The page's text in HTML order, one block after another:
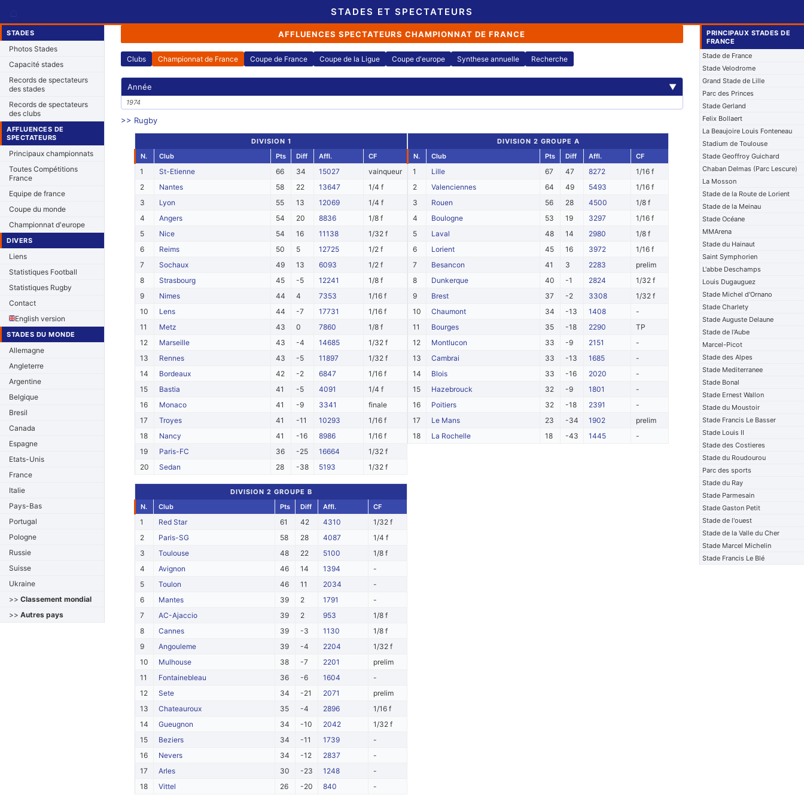
STADES ET SPECTATEURS
STADES
Photos Stades
Capacité stades
Records de spectateurs
des stades
Records de spectateurs
des clubs
AFFLUENCES DE
SPECTATEURS
Principaux championnats
Toutes Compétitions
France
Equipe de france
Coupe du monde
Championnat d'europe
DIVERS
Liens
Statistiques Football
Statistiques Rugby
Contact
English version
STADES DU MONDE
Allemagne
Angleterre
Argentine
Belgique
Bresil
Canada
Espagne
Etats-Unis
France
Italie
Pays-Bas
Portugal
Pologne
Russie
Suisse
Ukraine
>> Classement mondial
>> Autres pays
AFFLUENCES SPECTATEURS CHAMPIONNAT DE FRANCE
Clubs Championnat de France Coupe de France Coupe de la Ligue Coupe d'europe Synthese annuelle Recherche
Année ▼
1974
>> Rugby
DIVISION 1
N.
Club Pts Diff Affl. CF
1 St-Etienne 66 34 15027
vainqueur
2
Nantes 58 22 13647
1/4 f
3
Lyon 55 13 12069
1/4 f
4
Angers 54 20 8836
1/8 f
5
Nice 54 16 11138
1/32 f
6
Reims 50 5 12725
1/2 f
7
Sochaux 49 13 6093
1/2 f
8
Strasbourg 45 -5 12241
1/8 f
9
Nimes 44 4 7353
1/16 f
10
Lens 44 -7 17731
1/16 f
11
Metz 43 0 7860
1/8 f
12
Marseille 43 -4 14685
1/32 f
13
Rennes 43 -5 11897
1/32 f
14
Bordeaux 42 -2 6847
1/16 f
15
Bastia 41 -5 4091
1/4 f
16
Monaco 41 -9 3341
finale
17
Troyes 41 -11 10293
1/16 f
18
Nancy 41 -16 8986
1/16 f
19
Paris-FC 36 -25 16664
1/32 f
20
Sedan 28 -38 5193 1/32 f
DIVISION 2 GROUPE A
N.
Club Pts Diff Affl. CF
1 Lille 67 47 8272
1/16 f
2
Valenciennes 64 49 5493
1/16 f
3
Rouen 56 28 4500
1/8 f
4
Boulogne 53 19 3297
1/16 f
5
Laval 48 14 2980
1/8 f
6
Lorient 45 16 3972
1/16 f
7
Besancon 41 3 2283
prelim
8
Dunkerque 40 -1 2824
1/32 f
9
Brest 37 -2 3308
1/32 f
10
Chaumont 34 -13 1408
-
11
Bourges 35 -18 2290
TP
12
Montlucon 33 -9 2151
-
13
Cambrai 33 -13 1685
-
14
Blois 33 -16 2020
-
15
Hazebrouck 32 -9 1801
-
16
Poitiers 32 -18 2391
-
17
Le Mans 23 -34 1902
prelim
18
La Rochelle 18 -43 1445 -
DIVISION 2 GROUPE B
N.
Club Pts Diff Affl. CF
1 Red Star 61 42 4310
1/32 f
2
Paris-SG 58 28 4087
1/4 f
3
Toulouse 48 22 5100
1/8 f
4
Avignon 46 14 1394
-
5
Toulon 46 11 2034
-
6
Mantes 39 2 1791
-
7
AC-Ajaccio 39 2 953
1/8 f
8
Cannes 39 -3 1130
1/8 f
9
Angouleme 39 -4 2204
1/32 f
10
Mulhouse 38 -7 2201
prelim
11
Fontainebleau 36 -6 1604
-
12
Sete 34 -21 2071
prelim
13
Chateauroux 35 -4 2896
1/16 f
14
Gueugnon 34 -10 2042
1/32 f
15
Beziers 34 -11 1739
-
16
Nevers 34 -12 2837
-
17
Arles 30 -23 1248
-
18
Vittel 26 -20 840 -
PRINCIPAUX STADES DE
FRANCE
Stade de France
Stade Velodrome
Grand Stade de Lille
Parc des Princes
Stade Gerland
Felix Bollaert
La Beaujoire Louis Fonteneau
Stadium de Toulouse
Stade Geoffroy Guichard
Chaban Delmas (Parc Lescure)
La Mosson
Stade de la Route de Lorient
Stade de la Meinau
Stade Océane
MMArena
Stade du Hainaut
Saint Symphorien
L'abbe Deschamps
Louis Dugauguez
Stade Michel d'Ornano
Stade Charlety
Stade Auguste Delaune
Stade de l'Aube
Marcel-Picot
Stade des Alpes
Stade Mediterranee
Stade Bonal
Stade Ernest Wallon
Stade du Moustoir
Stade Francis Le Basser
Stade Louis II
Stade des Costieres
Stade du Roudourou
Parc des sports
Stade du Ray
Stade Parmesain
Stade Gaston Petit
Stade de l'ouest
Stade de la Valle du Cher
Stade Marcel Michelin
Stade Francis Le Blé